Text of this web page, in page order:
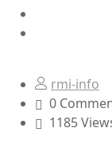
rmi-info
0
1185